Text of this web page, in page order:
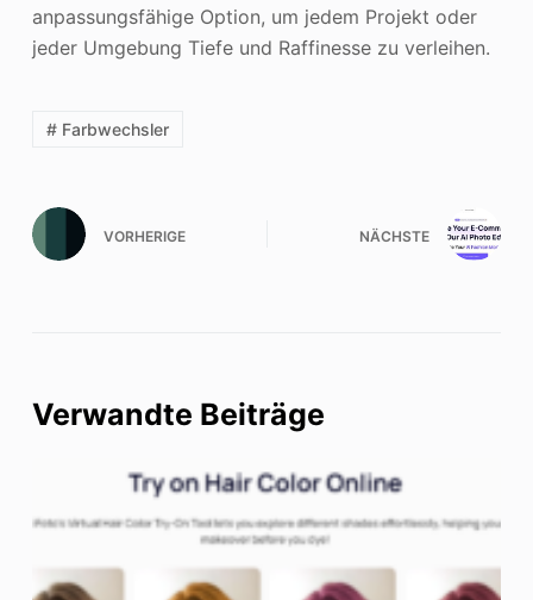
anpassungsfähige Option, um jedem Projekt oder
jeder Umgebung Tiefe und Raffinesse zu verleihen.
# Farbwechsler
VORHERIGE NÄCHSTE
Verwandte Beiträge